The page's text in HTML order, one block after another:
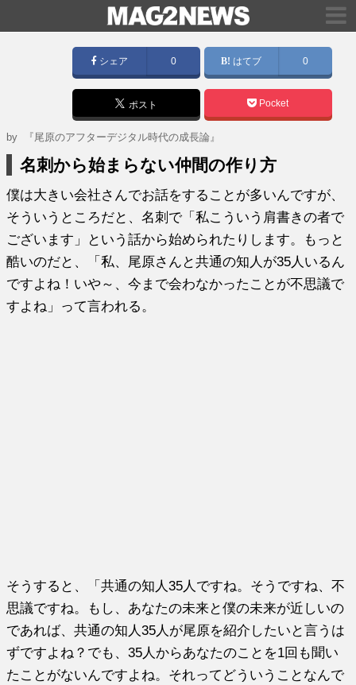
シェア 0 はてブ 0
ポスト Pocket
by 『尾原のアフターデジタル時代の成長論』
名刺から始まらない仲間の作り方
僕は大きい会社さんでお話をすることが多いんですが、
そういうところだと、名刺で「私こういう肩書きの者で
ございます」という話から始められたりします。もっと
酷いのだと、「私、尾原さんと共通の知人が35人いるん
ですよね！いや～、今まで会わなかったことが不思議で
すよね」って言われる。
そうすると、「共通の知人35人ですね。そうですね、不
思議ですね。もし、あなたの未来と僕の未来が近しいの
であれば、共通の知人35人が尾原を紹介したいと言うは
ずですよね？でも、35人からあなたのことを1回も聞い
たことがないんですよね。それってどういうことなんで